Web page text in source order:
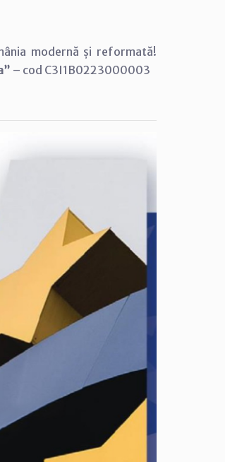
modernă și reformată!
– cod C3I1B0223000003